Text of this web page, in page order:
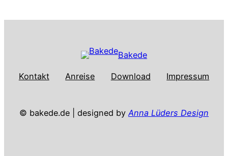
Bakede
Kontakt Anreise Download Impressum
© bakede.de | designed by Anna Lüders Design